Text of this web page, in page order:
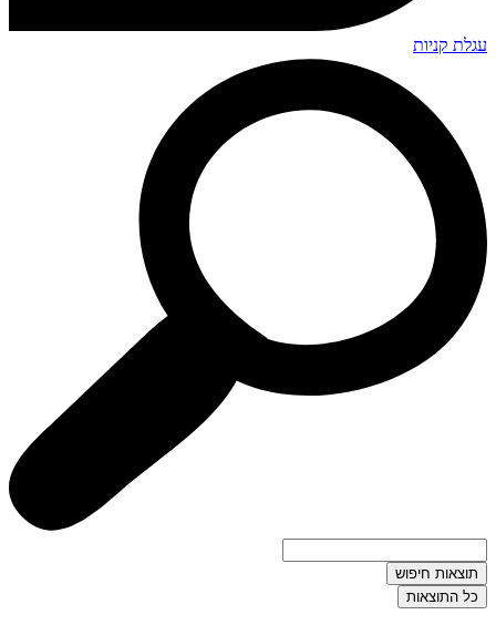
עגלת קניות
תוצאות חיפוש
כל התוצאות